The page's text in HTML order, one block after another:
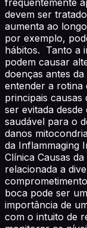
devem ser
aumenta ao
por exemplo,
hábitos. Tanto a
podem causar
doenças antes
entender a rotina
principais causas
ser evitada
saudável para o
danos
da Inflammaging
Clínica Causas
relacionada a
boca pode ser
importância de
com o intuito de